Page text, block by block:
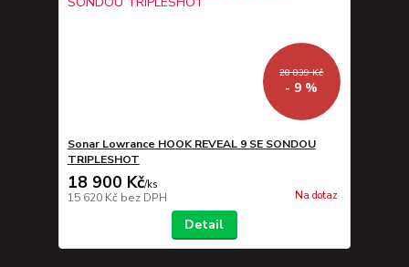
20 839 Kč
- 9 %
Sonar Lowrance HOOK REVEAL 9 SE SONDOU
TRIPLESHOT
18 900 Kč/ks
15 620 Kč bez DPH Na dotaz
Detail